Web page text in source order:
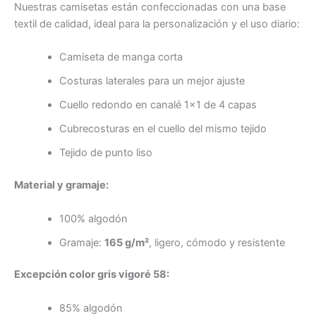
Nuestras camisetas están confeccionadas con una base
textil de calidad, ideal para la personalización y el uso diario:
Camiseta de manga corta
Costuras laterales para un mejor ajuste
Cuello redondo en canalé 1×1 de 4 capas
Cubrecosturas en el cuello del mismo tejido
Tejido de punto liso
Material y gramaje:
100% algodón
Gramaje: 165 g/m², ligero, cómodo y resistente
Excepción color gris vigoré 58:
85% algodón